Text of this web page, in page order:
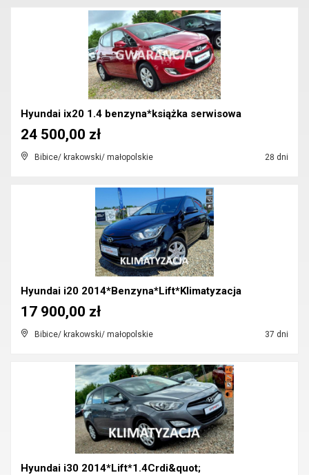
Hyundai ix20 1.4 benzyna*książka serwisowa
Bibice/ krakowski/ małopolskie 28 dni
24 500,00 zł
Hyundai i20 2014*Benzyna*Lift*Klimatyzacja
Bibice/ krakowski/ małopolskie 37 dni
17 900,00 zł
Hyundai i30 2014*Lift*1.4Crdi&quot;